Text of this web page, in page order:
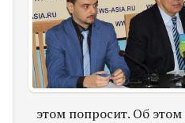
этом попросит. Об